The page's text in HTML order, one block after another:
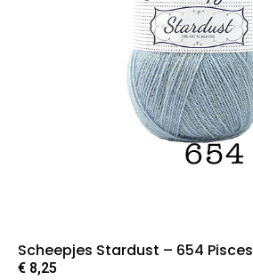
Scheepjes Stardust – 654 Pisces
€ 8,25